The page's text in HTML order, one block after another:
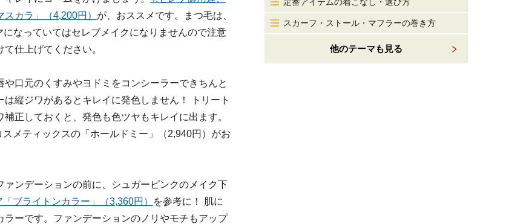
カラ」（4,200円） が、おススメです。まつ毛は、
なっていてはセレブメイクになりませんので注意
仕上げてください。
口元のくすみやヨドミをコンシーラーできちんと
縦ジワがあるとキレイに発色しません！ トリート
正しておくと、発色も色ツヤもキレイに出ます。
メティックスの「ホールドミー」（2,940円）がお
ンデーションの前に、シュガーピンクのメイク下
ブライトンカラー」（3,360円）
を参考に！ 肌に
ーです。ファンデーションのノリやモチもアップ
スカーフ・ストール・マフラーの巻き方
他のテーマも見る